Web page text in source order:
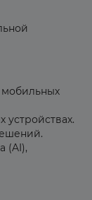
мобильных
устройствах.
(AI),